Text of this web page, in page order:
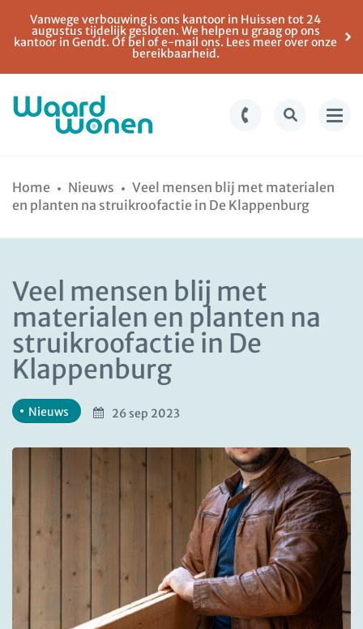
naar
inhoud
naar
navigatie
Vanwege verbouwing is ons kantoor in Huissen tot 24
augustus tijdelijk gesloten. We helpen u graag op ons
kantoor in Gendt. Of bel of e-mail ons. Lees meer over onze
bereikbaarheid.
Home Nieuws
Veel mensen blij met materialen
en planten na struikroofactie in De Klappenburg
Veel mensen blij met
materialen en planten na
struikroofactie in De
Klappenburg
Nieuws 26 sep 2023